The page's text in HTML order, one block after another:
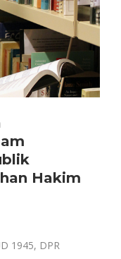
Hakim
1945, DPR